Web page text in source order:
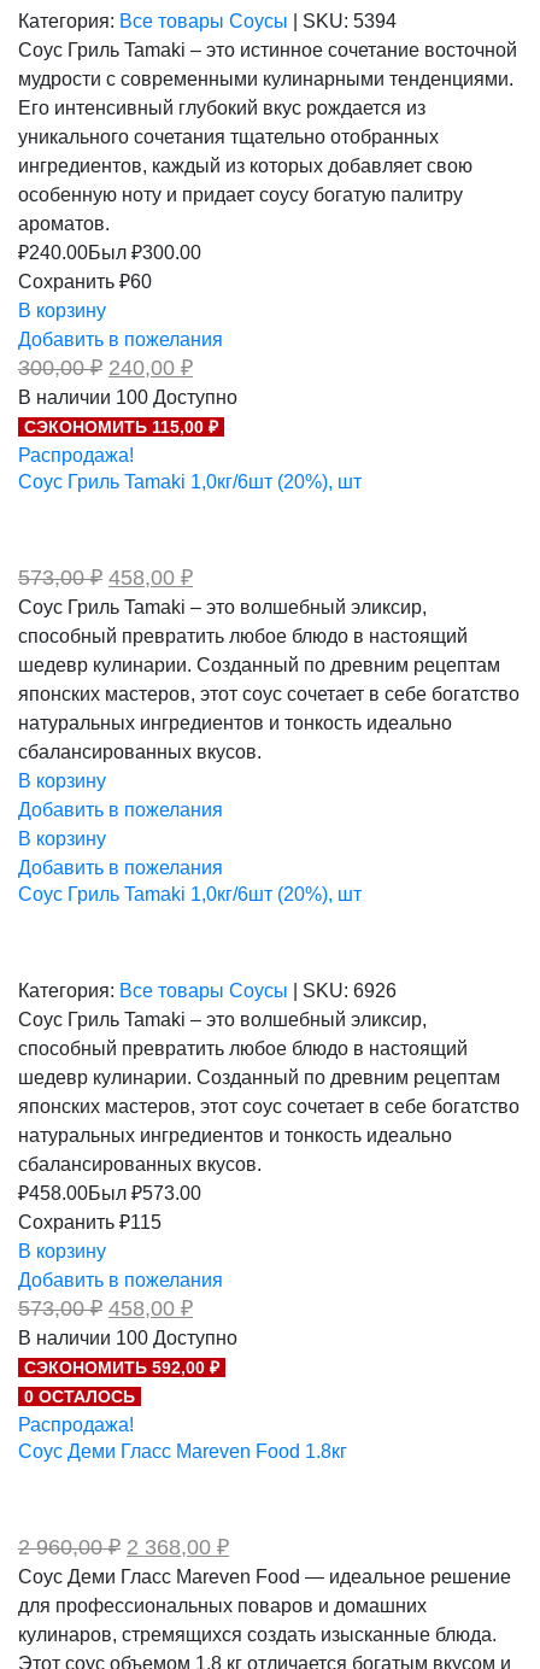
Категория: Все товары Соусы SKU: 5394
Соус Гриль Tamaki – это истинное сочетание восточной
мудрости с современными кулинарными тенденциями.
Его интенсивный глубокий вкус рождается из
уникального сочетания тщательно отобранных
ингредиентов, каждый из которых добавляет свою
особенную ноту и придает соусу богатую палитру
ароматов.
₽240.00Был ₽300.00
Сохранить ₽60
В корзину
Добавить в пожелания
300,00₽ Первоначальная
цена
составляла
300,00 ₽.
240,00 ₽Текущая
240,00 ₽.
В наличии 100 Доступно
СЭКОНОМИТЬ 115,00 ₽
Распродажа!
Соус Гриль Tamaki 1,0кг/6шт (20%), шт
573,00₽ Первоначальная
цена
составляла
573,00 ₽.
458,00 ₽Текущая
458,00 ₽.
Соус Гриль Tamaki – это волшебный эликсир,
способный превратить любое блюдо в настоящий
шедевр кулинарии. Созданный по древним рецептам
японских мастеров, этот соус сочетает в себе богатство
натуральных ингредиентов и тонкость идеально
сбалансированных вкусов.
В корзину
Добавить в пожелания
В корзину
Добавить в пожелания
Соус Гриль Tamaki 1,0кг/6шт (20%), шт
Категория: Все товары Соусы SKU: 6926
Соус Гриль Tamaki – это волшебный эликсир,
способный превратить любое блюдо в настоящий
шедевр кулинарии. Созданный по древним рецептам
японских мастеров, этот соус сочетает в себе богатство
натуральных ингредиентов и тонкость идеально
сбалансированных вкусов.
₽458.00Был ₽573.00
Сохранить ₽115
В корзину
Добавить в пожелания
573,00₽ Первоначальная
цена
составляла
573,00 ₽.
458,00 ₽Текущая
458,00 ₽.
В наличии 100 Доступно
СЭКОНОМИТЬ 592,00 ₽
0 ОСТАЛОСЬ
Распродажа!
Соус Деми Гласс Mareven Food 1.8кг
2 960,00₽ Первоначальная
цена
составляла
2
960,00 ₽.
2 368,00 ₽Текущая
цена:
2
368,00 ₽.
Соус Деми Гласс Mareven Food — идеальное решение
для профессиональных поваров и домашних
кулинаров, стремящихся создать изысканные блюда.
Этот соус объемом 1.8 кг отличается богатым вкусом и